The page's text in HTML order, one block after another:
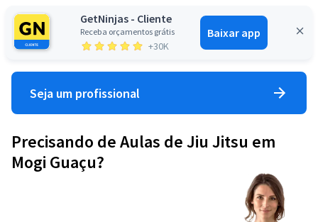
GetNinjas - Cliente
Receba orçamentos grátis
+30K
Baixar app
Entrar
Seja um profissional
Precisando de Aulas de Jiu Jitsu em
Mogi Guaçu?